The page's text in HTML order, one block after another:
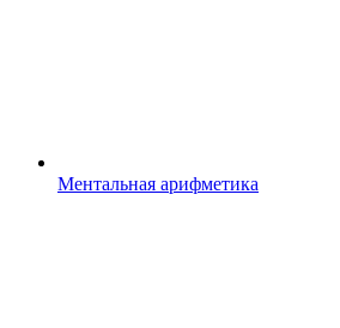
Ментальная арифметика